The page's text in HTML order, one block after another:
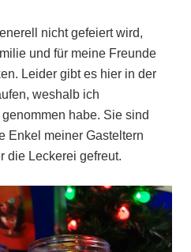
nicht gefeiert wird,
und für meine Freunde
Leider gibt es hier in der
weshalb ich
habe. Sie sind
Enkel meiner Gasteltern
die Leckerei gefreut.